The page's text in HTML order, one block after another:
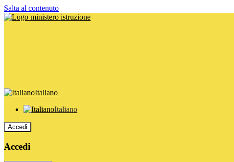
Salta al contenuto
Italiano
Italiano
Accedi
Accedi